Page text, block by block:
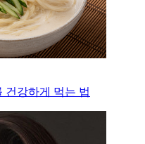
건강하게 먹는 법